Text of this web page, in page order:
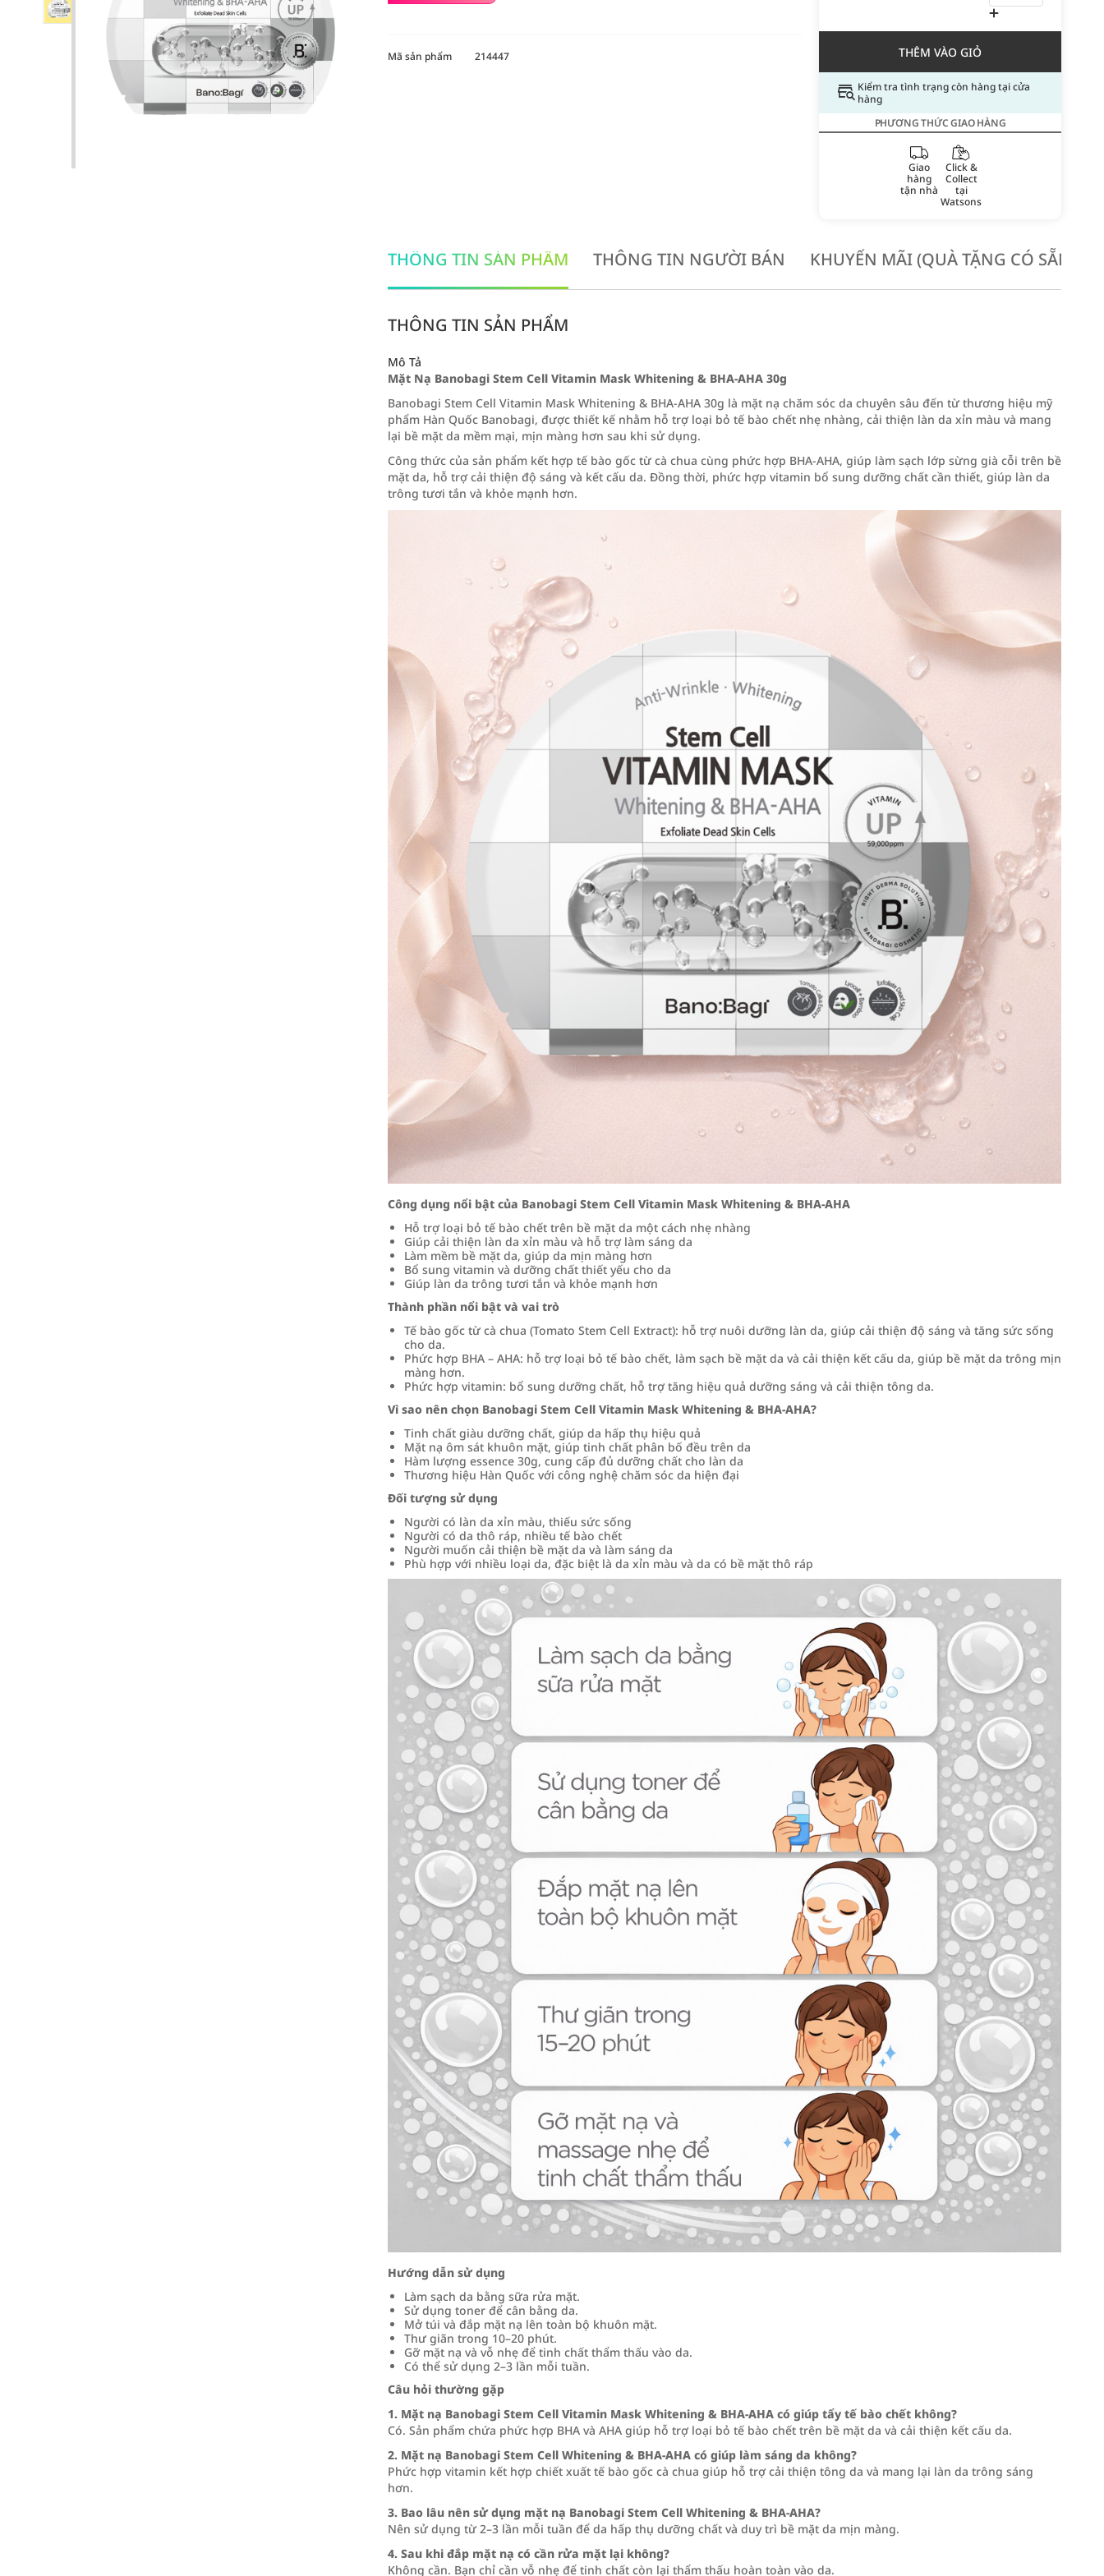
THÊM VÀO GIỎ
Kiểm tra tình trạng còn hàng tại cửa
hàng
PHƯƠNG THỨC GIAO HÀNG
Giao
hàng
tận nhà
Click &
Collect
tại
Watsons
Mã sản phẩm 214447
THÔNG TIN SẢN PHẨM THÔNG TIN NGƯỜI BÁN KHUYẾN MÃI (QUÀ TẶNG CÓ SẴN
THÔNG TIN SẢN PHẨM
Mô Tả
Mặt Nạ Banobagi Stem Cell Vitamin Mask Whitening & BHA‑AHA 30g
Banobagi Stem Cell Vitamin Mask Whitening & BHA‑AHA 30g là mặt nạ chăm sóc da chuyên sâu đến từ thương hiệu mỹ
phẩm Hàn Quốc Banobagi, được thiết kế nhằm hỗ trợ loại bỏ tế bào chết nhẹ nhàng, cải thiện làn da xỉn màu và mang
lại bề mặt da mềm mại, mịn màng hơn sau khi sử dụng.
Công thức của sản phẩm kết hợp tế bào gốc từ cà chua cùng phức hợp BHA‑AHA, giúp làm sạch lớp sừng già cỗi trên bề
mặt da, hỗ trợ cải thiện độ sáng và kết cấu da. Đồng thời, phức hợp vitamin bổ sung dưỡng chất cần thiết, giúp làn da
trông tươi tắn và khỏe mạnh hơn.
Công dụng nổi bật của Banobagi Stem Cell Vitamin Mask Whitening & BHA‑AHA
Hỗ trợ loại bỏ tế bào chết trên bề mặt da một cách nhẹ nhàng
Giúp cải thiện làn da xỉn màu và hỗ trợ làm sáng da
Làm mềm bề mặt da, giúp da mịn màng hơn
Bổ sung vitamin và dưỡng chất thiết yếu cho da
Giúp làn da trông tươi tắn và khỏe mạnh hơn
Thành phần nổi bật và vai trò
Tế bào gốc từ cà chua (Tomato Stem Cell Extract): hỗ trợ nuôi dưỡng làn da, giúp cải thiện độ sáng và tăng sức sống
cho da.
Phức hợp BHA – AHA: hỗ trợ loại bỏ tế bào chết, làm sạch bề mặt da và cải thiện kết cấu da, giúp bề mặt da trông mịn
màng hơn.
Phức hợp vitamin: bổ sung dưỡng chất, hỗ trợ tăng hiệu quả dưỡng sáng và cải thiện tông da.
Vì sao nên chọn Banobagi Stem Cell Vitamin Mask Whitening & BHA‑AHA?
Tinh chất giàu dưỡng chất, giúp da hấp thụ hiệu quả
Mặt nạ ôm sát khuôn mặt, giúp tinh chất phân bố đều trên da
Hàm lượng essence 30g, cung cấp đủ dưỡng chất cho làn da
Thương hiệu Hàn Quốc với công nghệ chăm sóc da hiện đại
Đối tượng sử dụng
Người có làn da xỉn màu, thiếu sức sống
Người có da thô ráp, nhiều tế bào chết
Người muốn cải thiện bề mặt da và làm sáng da
Phù hợp với nhiều loại da, đặc biệt là da xỉn màu và da có bề mặt thô ráp
Hướng dẫn sử dụng
Làm sạch da bằng sữa rửa mặt.
Sử dụng toner để cân bằng da.
Mở túi và đắp mặt nạ lên toàn bộ khuôn mặt.
Thư giãn trong 10–20 phút.
Gỡ mặt nạ và vỗ nhẹ để tinh chất thẩm thấu vào da.
Có thể sử dụng 2–3 lần mỗi tuần.
Câu hỏi thường gặp
1. Mặt nạ Banobagi Stem Cell Vitamin Mask Whitening & BHA‑AHA có giúp tẩy tế bào chết không?
Có. Sản phẩm chứa phức hợp BHA và AHA giúp hỗ trợ loại bỏ tế bào chết trên bề mặt da và cải thiện kết cấu da.
2. Mặt nạ Banobagi Stem Cell Whitening & BHA‑AHA có giúp làm sáng da không?
Phức hợp vitamin kết hợp chiết xuất tế bào gốc cà chua giúp hỗ trợ cải thiện tông da và mang lại làn da trông sáng
hơn.
3. Bao lâu nên sử dụng mặt nạ Banobagi Stem Cell Whitening & BHA‑AHA?
Nên sử dụng từ 2–3 lần mỗi tuần để da hấp thụ dưỡng chất và duy trì bề mặt da mịn màng.
4. Sau khi đắp mặt nạ có cần rửa mặt lại không?
Không cần. Bạn chỉ cần vỗ nhẹ để tinh chất còn lại thẩm thấu hoàn toàn vào da.